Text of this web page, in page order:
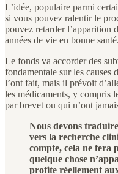
L’idée, populaire parmi
si vous pouvez ralentir le
pouvez retarder l’apparition
années de vie en bonne santé.
Le fonds va accorder des
fondamentale sur les causes
l’ont fait, mais il prévoit
les médicaments, y compris
par brevet ou qui n’ont
Nous devons
vers la recherche
compte, cela ne fera
quelque chose
profite réellement